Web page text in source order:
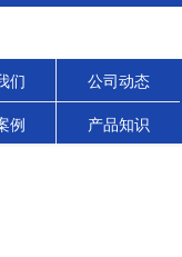
们 公司动态
例 产品知识